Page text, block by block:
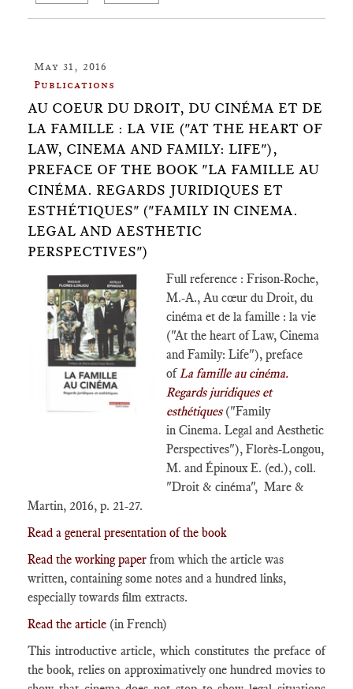
May 31, 2016
Publications
AU COEUR DU DROIT, DU CINÉMA ET DE
LA FAMILLE : LA VIE ("AT THE HEART OF
LAW, CINEMA AND FAMILY: LIFE"),
PREFACE OF THE BOOK "LA FAMILLE AU
CINÉMA. REGARDS JURIDIQUES ET
ESTHÉTIQUES" ("FAMILY IN CINEMA.
LEGAL AND AESTHETIC
PERSPECTIVES")
Full reference : Frison-Roche,
M.-A., Au cœur du Droit, du
cinéma et de la famille : la vie
("At the heart of Law, Cinema
and Family: Life"), preface
ofLa famille au cinéma.
Regards juridiques et
esthétiques ("Family
in Cinema. Legal and Aesthetic
Perspectives"), Florès-Longou,
M. and Épinoux E. (ed.), coll.
"Droit & cinéma", Mare &
Martin, 2016, p. 21-27.
Read a general presentation of the book
Read the working paper from which the article was
written, containing some notes and a hundred links,
especially towards film extracts.
Read the article (in French)
This introductive article, which constitutes the preface of
the book, relies on approximatively one hundred movies to